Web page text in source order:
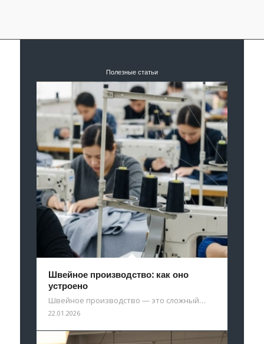
Полезные статьи
Швейное производство: как оно
устроено
Швейное производство — это сложный…
22.01.2026